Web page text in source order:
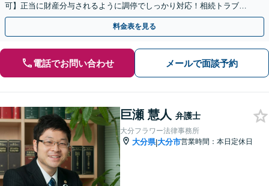
可】正当に財産分与されるように調停でしっかり対応！相続トラブル
の精神的負担も軽減します。
料金表を見る
電話でお問い合わせ メールで面談予約
巨瀬 慧人 弁護士
大分フラワー法律事務所
大分県|大分市営業時間：本日定休日